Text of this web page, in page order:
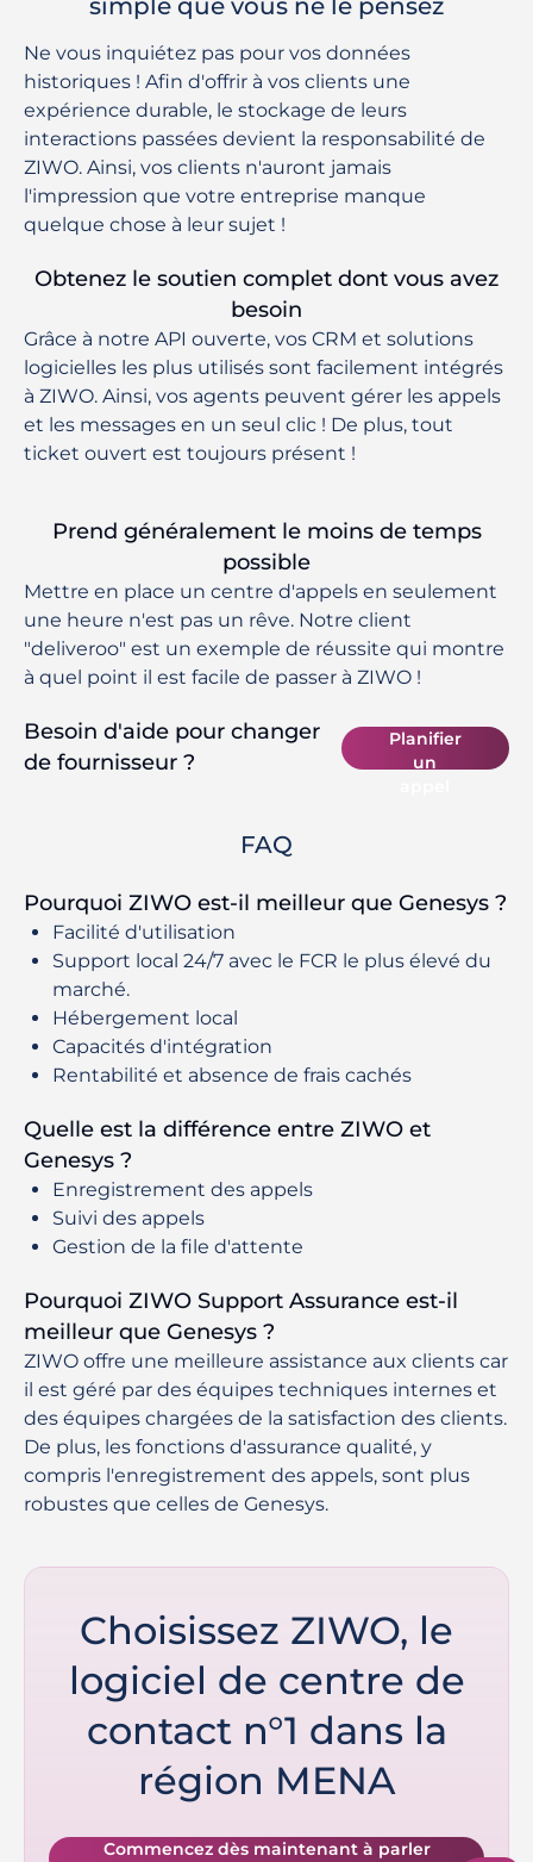
simple que vous ne le pensez
Ne vous inquiétez pas pour vos données
historiques ! Afin d'offrir à vos clients une
expérience durable, le stockage de leurs
interactions passées devient la responsabilité de
ZIWO. Ainsi, vos clients n'auront jamais
l'impression que votre entreprise manque
quelque chose à leur sujet !
Obtenez le soutien complet dont vous avez
besoin
Grâce à notre API ouverte, vos CRM et solutions
logicielles les plus utilisés sont facilement intégrés
à ZIWO. Ainsi, vos agents peuvent gérer les appels
et les messages en un seul clic ! De plus, tout
ticket ouvert est toujours présent !
Prend généralement le moins de temps
possible
Mettre en place un centre d'appels en seulement
une heure n'est pas un rêve. Notre client
"deliveroo" est un exemple de réussite qui montre
à quel point il est facile de passer à ZIWO !
Besoin d'aide pour changer
de fournisseur ?
Planifier
un
FAQ
Pourquoi ZIWO est-il meilleur que Genesys ?
Facilité d'utilisation
Support local 24/7 avec le FCR le plus élevé du
marché.
Hébergement local
Capacités d'intégration
Rentabilité et absence de frais cachés
Quelle est la différence entre ZIWO et
Genesys ?
Enregistrement des appels
Suivi des appels
Gestion de la file d'attente
Pourquoi ZIWO Support Assurance est-il
meilleur que Genesys ?
ZIWO offre une meilleure assistance aux clients car
il est géré par des équipes techniques internes et
des équipes chargées de la satisfaction des clients.
De plus, les fonctions d'assurance qualité, y
compris l'enregistrement des appels, sont plus
robustes que celles de Genesys.
Choisissez ZIWO, le
logiciel de centre de
contact n°1 dans la
région MENA
Commencez dès maintenant à parler